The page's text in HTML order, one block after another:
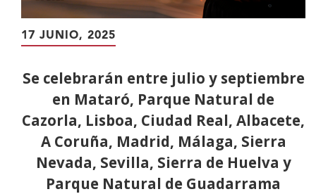
17 JUNIO, 2025
Se celebrarán entre julio y septiembre
en Mataró, Parque Natural de
Cazorla, Lisboa, Ciudad Real, Albacete,
A Coruña, Madrid, Málaga, Sierra
Nevada, Sevilla, Sierra de Huelva y
Parque Natural de Guadarrama